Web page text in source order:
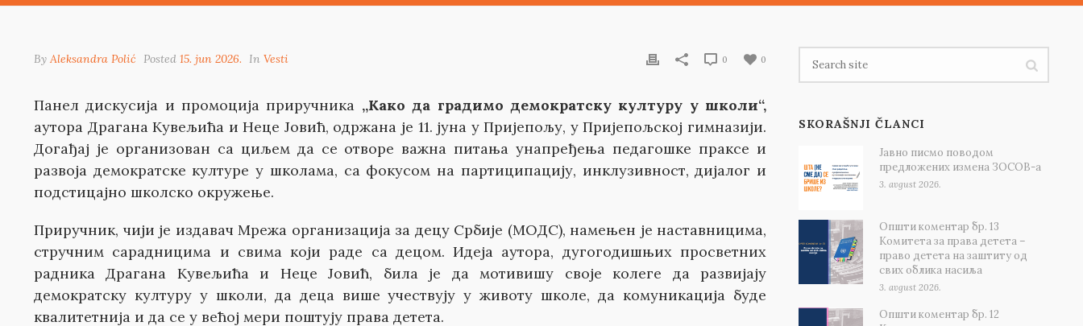
By Aleksandra Polić Posted 15. jun 2026. In Vesti 0
0
Панел дискусија и промоција приручника „Како да градимо демократску културу у школи“,
аутора Драгана Кувељића и Неце Јовић, одржана је 11. јуна у Пријепољу, у Пријепољској гимназији.
Догађај је организован са циљем да се отворе важна питања унапређења педагошке праксе и
развоја демократске културе у школама, са фокусом на партиципацију, инклузивност, дијалог и
подстицајно школско окружење.
Приручник, чији је издавач Мрежа организација за децу Србије (МОДС), намењен је наставницима,
стручним сарадницима и свима који раде са децом. Идеја аутора, дугогодишњих просветних
радника Драгана Кувељића и Неце Јовић, била је да мотивишу своје колеге да развијају
демократску културу у школи, да деца више учествују у животу школе, да комуникација буде
квалитетнија и да се у већој мери поштују права детета.
SKORAŠNJI ČLANCI
Јавно писмо поводом
предложених измена ЗОСОВ-а
3. avgust 2026.
Општи коментар бр. 13
Комитета за права детета –
право детета на заштиту од
свих облика насиља
3. avgust 2026.
Општи коментар бр. 12